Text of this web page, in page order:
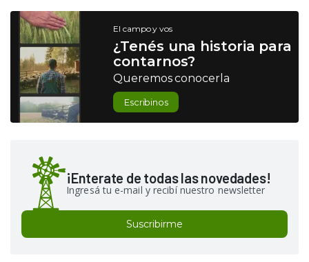
El campo y vos
¿Tenés una historia para
contarnos?
Queremos conocerla
Escribinos
¡Enterate de todas las novedades!
Ingresá tu e-mail y recibí nuestro newsletter
Suscribirme